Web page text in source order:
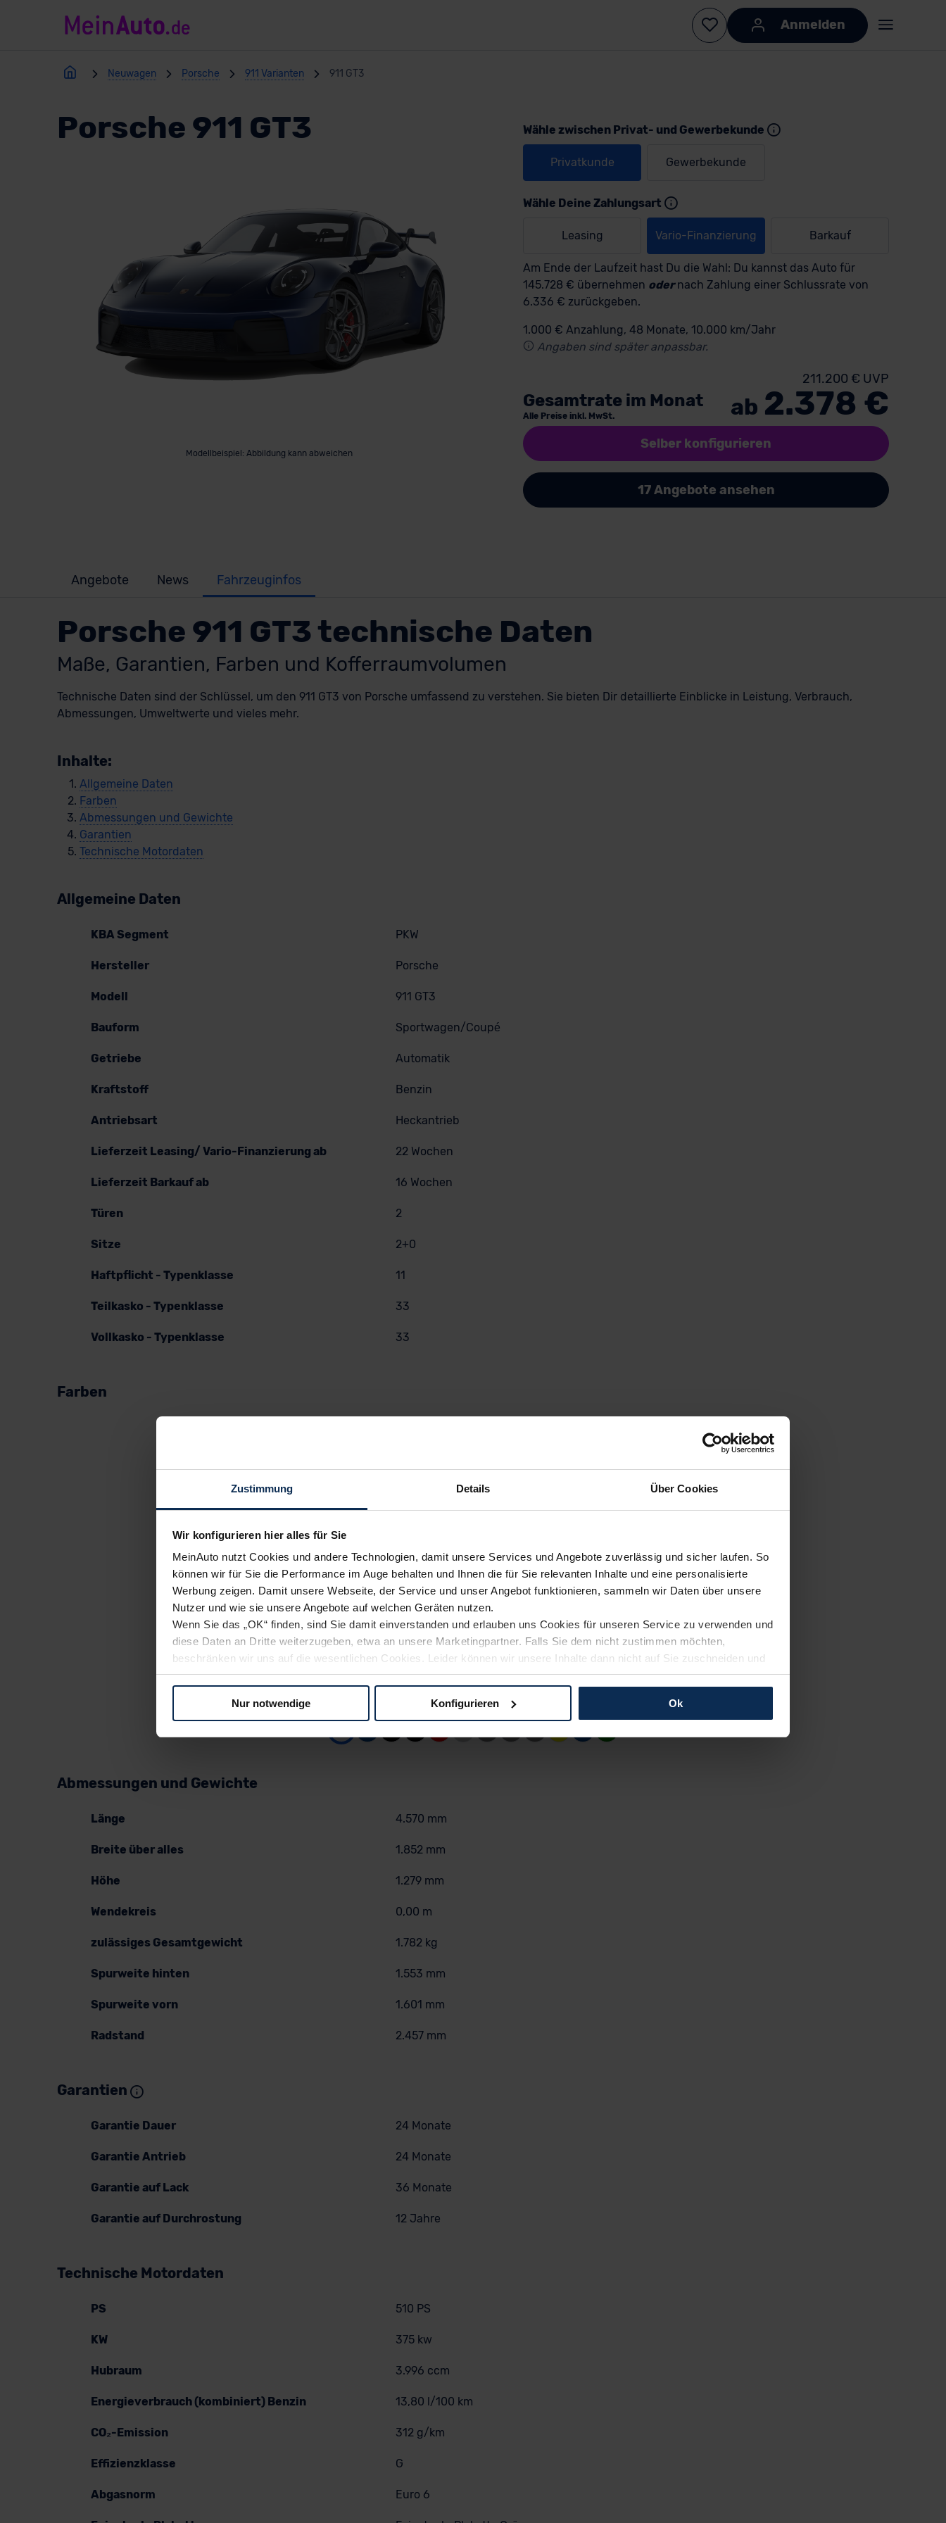
Zustimmung Details Über Cookies
Wir konfigurieren hier alles für Sie
MeinAuto nutzt Cookies und andere Technologien, damit unsere Services und Angebote zuverlässig und sicher laufen. So
können wir für Sie die Performance im Auge behalten und Ihnen die für Sie relevanten Inhalte und eine personalisierte
Werbung zeigen. Damit unsere Webseite, der Service und unser Angebot funktionieren, sammeln wir Daten über unsere
Nutzer und wie sie unsere Angebote auf welchen Geräten nutzen.
Wenn Sie das „OK“ finden, sind Sie damit einverstanden und erlauben uns Cookies für unseren Service zu verwenden und
diese Daten an Dritte weiterzugeben, etwa an unsere Marketingpartner. Falls Sie dem nicht zustimmen möchten,
beschränken wir uns auf die wesentlichen Cookies. Leider können wir unsere Inhalte dann nicht auf Sie zuschneiden und
Sie somit nicht perfekt auf dem Weg zu Ihrem Neuwagen unterstützen. Sie können die Einstellungen jederzeit anpassen
nicht, diese Daten an Empfänger außerhalb der EU zu übermitteln oder dort verarbeiten zu lassen. Soweit eine
Angemessenheitsbeschlusses der EU-Kommission (Art. 45 Abs. 1 DSGVO), von Standarddatenschutzklauseln (Art. 46
Nur notwendige Konfigurieren Ok
Anmelden
Neuwagen Porsche 911 Varianten 911 GT3
Porsche 911 GT3
Modellbeispiel: Abbildung kann abweichen
Wähle zwischen Privat- und Gewerbekunde
Privatkunde Gewerbekunde
Wähle Deine Zahlungsart
Leasing Vario-Finanzierung Barkauf
Am Ende der Laufzeit hast Du die Wahl: Du kannst das Auto für
145.728 € übernehmen odernach Zahlung einer Schlussrate von
6.336 € zurückgeben.
1.000 € Anzahlung, 48 Monate, 10.000 km/Jahr
Angaben sind später anpassbar.
Gesamtrate im Monat
Alle Preise inkl. MwSt.
211.200 € UVP
ab 2.378 €
Selber konfigurieren
17 Angebote ansehen
Angebote News Fahrzeuginfos
Porsche 911 GT3 technische Daten
Maße, Garantien, Farben und Kofferraumvolumen
Technische Daten sind der Schlüssel, um den 911 GT3 von Porsche umfassend zu verstehen. Sie bieten Dir detaillierte Einblicke in Leistung, Verbrauch,
Abmessungen, Umweltwerte und vieles mehr.
Inhalte:
Allgemeine Daten
Farben
Abmessungen und Gewichte
Garantien
Technische Motordaten
Allgemeine Daten
KBA Segment PKW
Hersteller Porsche
Modell 911 GT3
Bauform Sportwagen/Coupé
Getriebe Automatik
Kraftstoff Benzin
Antriebsart Heckantrieb
Lieferzeit Leasing/ Vario-Finanzierung ab 22 Wochen
Lieferzeit Barkauf ab 16 Wochen
Türen 2
Sitze 2+0
Haftpflicht - Typenklasse 11
Teilkasko - Typenklasse 33
Vollkasko - Typenklasse 33
Farben
weiß uni-ohne Aufpreis
Abmessungen und Gewichte
Länge 4.570 mm
Breite über alles 1.852 mm
Höhe 1.279 mm
Wendekreis 0,00 m
zulässiges Gesamtgewicht 1.782 kg
Spurweite hinten 1.553 mm
Spurweite vorn 1.601 mm
Radstand 2.457 mm
Garantien
Garantie Dauer 24 Monate
Garantie Antrieb 24 Monate
Garantie auf Lack 36 Monate
Garantie auf Durchrostung 12 Jahre
Technische Motordaten
PS 510 PS
KW 375 kw
Hubraum 3.996 ccm
Energieverbrauch (kombiniert) Benzin 13,80 l/100 km
CO₂-Emission 312 g/km
Effizienzklasse G
Abgasnorm Euro 6